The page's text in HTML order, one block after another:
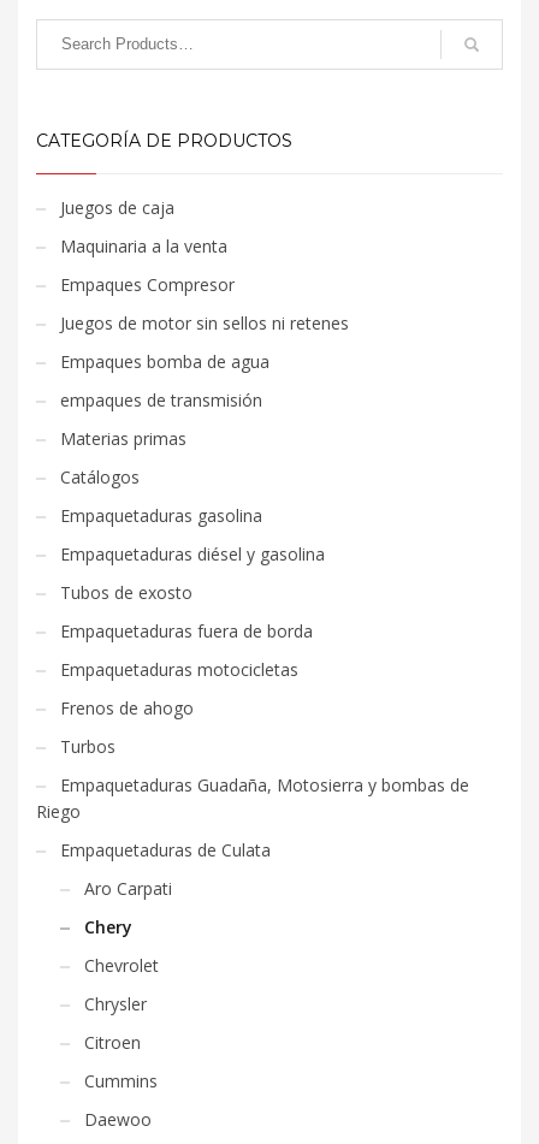
CATEGORÍA DE PRODUCTOS
Juegos de caja
Maquinaria a la venta
Empaques Compresor
Juegos de motor sin sellos ni retenes
Empaques bomba de agua
empaques de transmisión
Materias primas
Catálogos
Empaquetaduras gasolina
Empaquetaduras diésel y gasolina
Tubos de exosto
Empaquetaduras fuera de borda
Empaquetaduras motocicletas
Frenos de ahogo
Turbos
Empaquetaduras Guadaña, Motosierra y bombas de
Riego
Empaquetaduras de Culata
Aro Carpati
Chery
Chevrolet
Chrysler
Citroen
Cummins
Daewoo